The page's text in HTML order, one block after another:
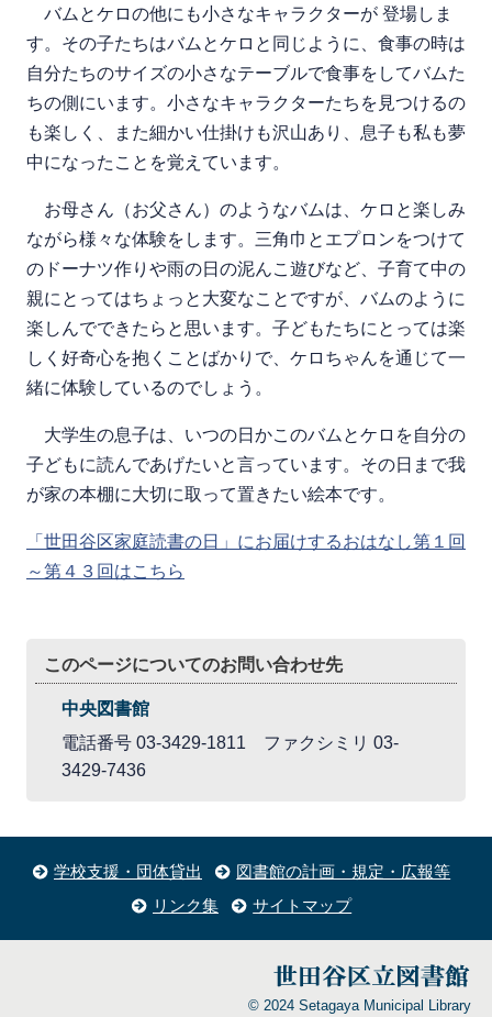
バムとケロの他にも小さなキャラクターが 登場しま
す。その子たちはバムとケロと同じように、食事の時は
自分たちのサイズの小さなテーブルで食事をしてバムた
ちの側にいます。小さなキャラクターたちを見つけるの
も楽しく、また細かい仕掛けも沢山あり、息子も私も夢
中になったことを覚えています。
お母さん（お父さん）のようなバムは、ケロと楽しみ
ながら様々な体験をします。三角巾とエプロンをつけて
のドーナツ作りや雨の日の泥んこ遊びなど、子育て中の
親にとってはちょっと大変なことですが、バムのように
楽しんでできたらと思います。子どもたちにとっては楽
しく好奇心を抱くことばかりで、ケロちゃんを通じて一
緒に体験しているのでしょう。
大学生の息子は、いつの日かこのバムとケロを自分の
子どもに読んであげたいと言っています。その日まで我
が家の本棚に大切に取って置きたい絵本です。
「世田谷区家庭読書の日」にお届けするおはなし第１回
～第４３回はこちら
このページについてのお問い合わせ先
中央図書館
電話番号 03-3429-1811 ファクシミリ 03-
3429-7436
学校支援・団体貸出
図書館の計画・規定・広報等
リンク集
サイトマップ
© 2024 Setagaya Municipal Library